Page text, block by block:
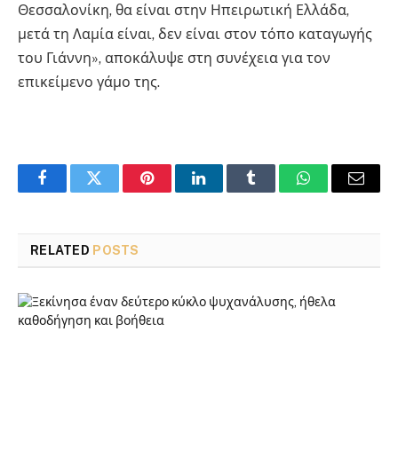
Θεσσαλονίκη, θα είναι στην Ηπειρωτική Ελλάδα,
μετά τη Λαμία είναι, δεν είναι στον τόπο καταγωγής
του Γιάννη», αποκάλυψε στη συνέχεια για τον
επικείμενο γάμο της.
FacebookTwitter PinterestLinkedInTumblr WhatsAppEmail
RELATED POSTS